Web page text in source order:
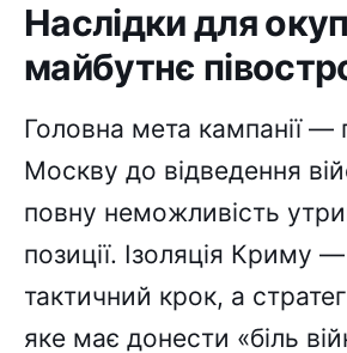
Наслідки для
майбутнє
Головна мета кампанії —
Москву до відведення
повну неможливість
позиції. Ізоляція Криму
тактичний крок, а
яке має донести «біль